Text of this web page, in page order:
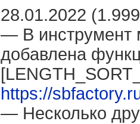
28.01.2022
— В инструмент
добавлена
https://
— Несколько